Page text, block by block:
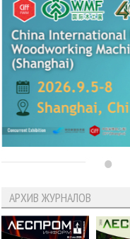
АРХИВ ЖУРНАЛОВ